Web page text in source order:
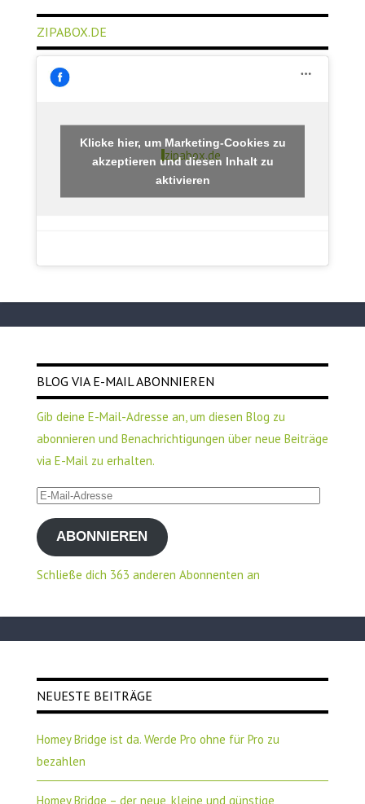
ZIPABOX.DE
zipabox.de
Klicke hier, um Marketing-Cookies zu
akzeptieren und diesen Inhalt zu
aktivieren
BLOG VIA E-MAIL ABONNIEREN
Gib deine E-Mail-Adresse an, um diesen Blog zu
abonnieren und Benachrichtigungen über neue Beiträge
via E-Mail zu erhalten.
E-
Mail-
AdresseABONNIEREN
Schließe dich 363 anderen Abonnenten an
NEUESTE BEITRÄGE
Homey Bridge ist da. Werde Pro ohne für Pro zu
bezahlen
Homey Bridge – der neue, kleine und günstige